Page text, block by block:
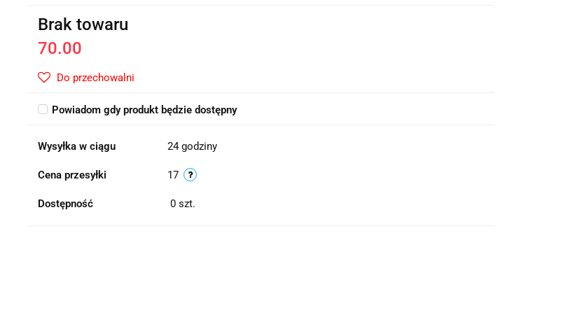
Brak towaru
70.00
Do przechowalni
Powiadom gdy produkt będzie dostępny
Wysyłka w ciągu 24 godziny
Cena przesyłki 17
Dostępność 0 szt.